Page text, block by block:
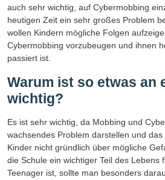
auch sehr wichtig, auf Cybermobbing
heutigen Zeit ein sehr großes Problem
wollen Kindern mögliche Folgen
Cybermobbing vorzubeugen und ihnen
passiert ist.
Warum ist so etwas an
wichtig?
Es ist sehr wichtig, da Mobbing und
wachsendes Problem darstellen und
Kinder nicht gründlich über mögliche
die Schule ein wichtiger Teil des Lebens
Teenager ist, sollte man besonders